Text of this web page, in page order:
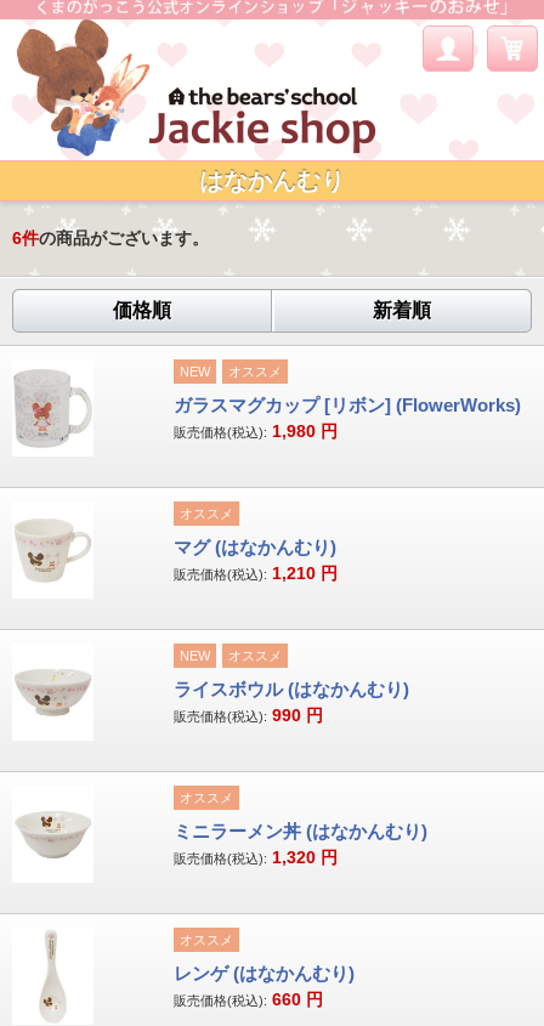
はなかんむり
6件の商品がございます。
価格順 新着順
NEW オススメ
ガラスマグカップ [リボン] (FlowerWorks)
販売価格(税込): 1,980 円
オススメ
マグ (はなかんむり)
販売価格(税込): 1,210 円
NEW オススメ
ライスボウル (はなかんむり)
販売価格(税込): 990 円
オススメ
ミニラーメン丼 (はなかんむり)
販売価格(税込): 1,320 円
オススメ
レンゲ (はなかんむり)
販売価格(税込): 660 円